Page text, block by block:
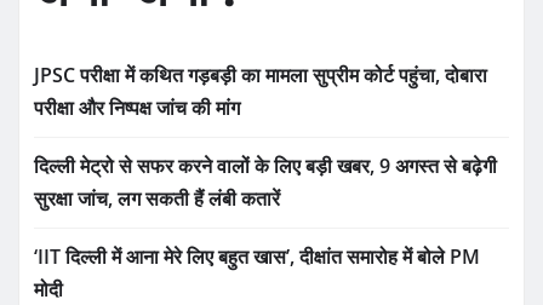
JPSC परीक्षा में कथित गड़बड़ी का मामला सुप्रीम कोर्ट पहुंचा, दोबारा
परीक्षा और निष्पक्ष जांच की मांग
दिल्ली मेट्रो से सफर करने वालों के लिए बड़ी खबर, 9 अगस्त से बढ़ेगी
सुरक्षा जांच, लग सकती हैं लंबी कतारें
‘IIT दिल्ली में आना मेरे लिए बहुत खास’, दीक्षांत समारोह में बोले PM
मोदी